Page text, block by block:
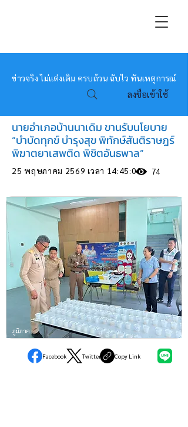
หมอข่าว
ข่าวจริง ไม่แต่งเติม ครบถ้วน ฉับไว ทันเหตุการณ์
ลงชื่อเข้าใช้
นายอำเภอบ้านนาเดิม ขานรับนโยบาย
“บำบัดทุกข์ บำรุงสุข พิทักษ์สันติราษฎร์
พิฆาตยาเสพติด พิชิตอันธพาล”
25 พฤษภาคม 2569 เวลา 14:45:00 74
ภูมิภาค
Facebook Twitter Copy Link